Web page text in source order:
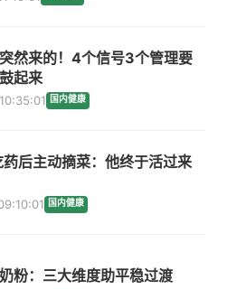
然来的！4个信号3个管理要
起来
国内健康
后主动摘菜：他终于活过来
国内健康
粉：三大维度助平稳过渡